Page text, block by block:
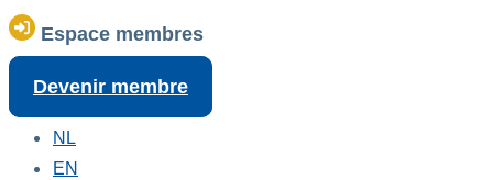
Espace membres
Devenir membre
NL
EN